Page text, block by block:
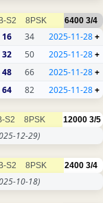
S2 8PSK 6400 3/4
16 34 2025-11-28+
32 50 2025-11-28+
48 66 2025-11-28+
64 82 2025-11-28+
S2 8PSK 12000 3/5
12-29)
S2 8PSK 2400 3/4
10-18)